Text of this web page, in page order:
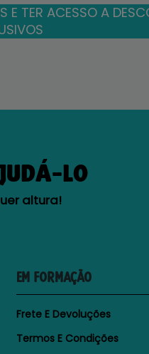
E TER ACESSO A
LO
altura!
EM FORMAÇÃO
Frete E Devoluções
Termos E Condições